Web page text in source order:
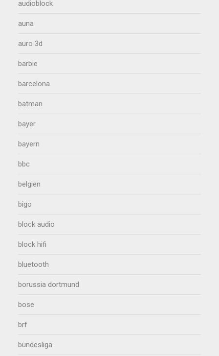
audioblock
auna
auro 3d
barbie
barcelona
batman
bayer
bayern
bbc
belgien
bigo
block audio
block hifi
bluetooth
borussia dortmund
bose
brf
bundesliga